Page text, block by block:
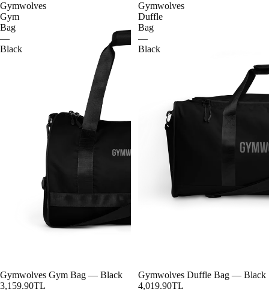
Gymwolves
Gym
Bag
—
Black
Gymwolves Gym Bag — Black
3,159.90TL
Gymwolves
Duffle
Bag
—
Black
Gymwolves Duffle Bag — Black
4,019.90TL